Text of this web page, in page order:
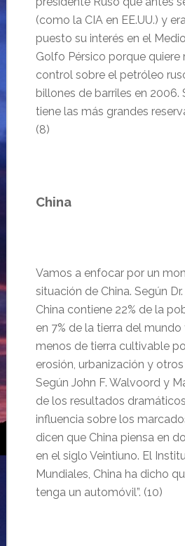
(como la CIA en EE.UU.) y
puesto su interés en el
Golfo Pérsico porque quiere
control sobre el petróleo
billones de barriles en 2006.
tiene las más grandes
(8)
China
Vamos a enfocar por un
situación de China. Según
China contiene 22% de la
en 7% de la tierra del
menos de tierra cultivable
erosión, urbanización y
Según John F. Walvoord y
de los resultados
influencia sobre los
dicen que China piensa en
en el siglo Veintiuno. El
Mundiales, China ha dicho
tenga un automóvil”. (10)